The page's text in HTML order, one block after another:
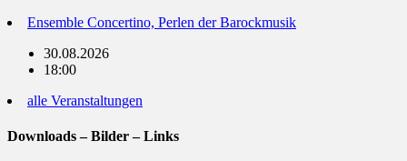
Ensemble Concertino, Perlen der Barockmusik
30.08.2026
18:00
alle Veranstaltungen
Downloads – Bilder – Links